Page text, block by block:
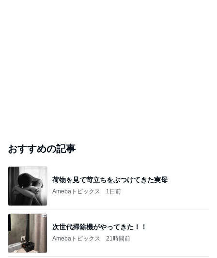
おすすめの記事
荷物を見て苛立ちをぶつけてきた実母
Amebaトピックス 1日前
次世代掃除機がやってきた！！
Amebaトピックス 21時間前